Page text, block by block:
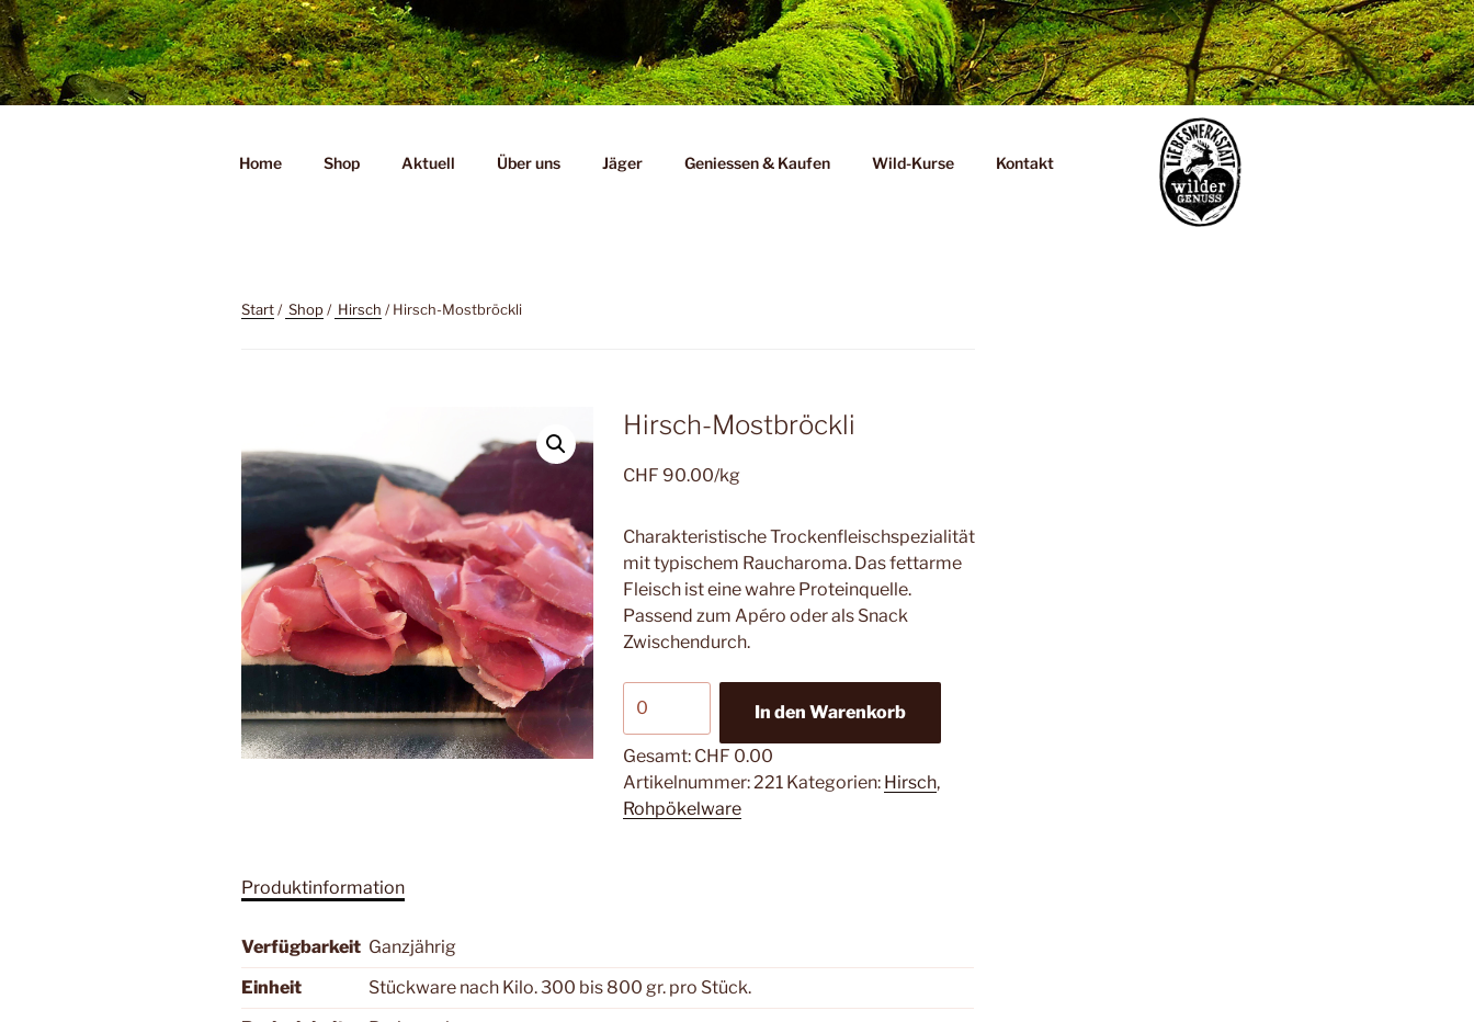
Zum
Inhalt
springen
Liebeswerkstatt
Wilder Genuss
Home Shop Aktuell Über uns Jäger Geniessen & Kaufen Wild-Kurse Kontakt
Start/ Shop/ Hirsch / Hirsch-Mostbröckli
Hirsch-Mostbröckli
CHF 90.00/kg
Charakteristische Trockenfleischspezialität
mit typischem Raucharoma. Das fettarme
Fleisch ist eine wahre Proteinquelle.
Passend zum Apéro oder als Snack
Zwischendurch.
Mostbröckli
Menge
In den Warenkorb
Gesamt: CHF 0.00
Artikelnummer:221 Kategorien: Hirsch,
Rohpökelware
Produktinformation
Verfügbarkeit Ganzjährig
Einheit
Stückware nach Kilo. 300 bis 800 gr. pro Stück.